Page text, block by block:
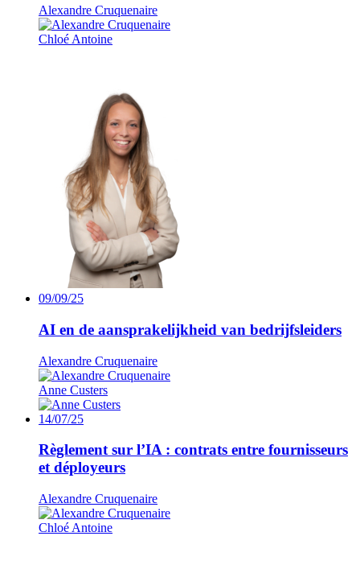
Alexandre Cruquenaire
Chloé Antoine
09/09/25
AI en de aansprakelijkheid van bedrijfsleiders
Alexandre Cruquenaire
Anne Custers
14/07/25
Règlement sur l’IA : contrats entre fournisseurs
et déployeurs
Alexandre Cruquenaire
Chloé Antoine